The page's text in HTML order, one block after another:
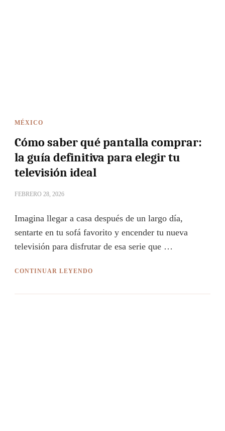
MÉXICO
Cómo saber qué pantalla comprar:
la guía definitiva para elegir tu
televisión ideal
FEBRERO 28, 2026
Imagina llegar a casa después de un largo día,
sentarte en tu sofá favorito y encender tu nueva
televisión para disfrutar de esa serie que …
CONTINUAR LEYENDO